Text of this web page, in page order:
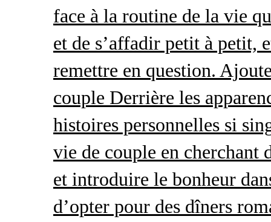
face à la routine de la vie
et de s’affadir petit à petit,
remettre en question.
couple Derrière les
histoires personnelles si
vie de couple en cherchant
et introduire le bonheur
d’opter pour des dîners